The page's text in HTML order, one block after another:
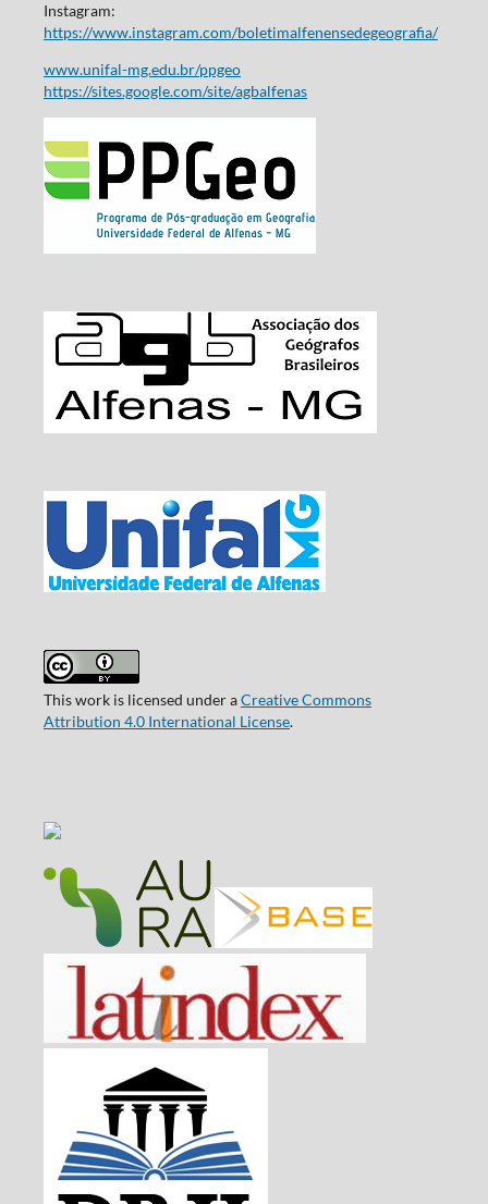
Instagram:
https://www.instagram.com/boletimalfenensedegeografia/
www.unifal-mg.edu.br/ppgeo
https://sites.google.com/site/agbalfenas
This work is licensed under aCreative Commons
Attribution 4.0 International License.